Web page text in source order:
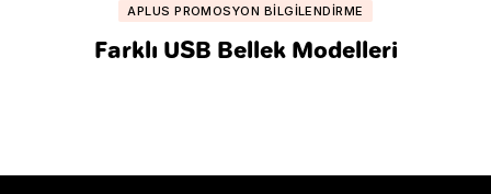
APLUS PROMOSYON BILGILENDIRME
Farklı USB Bellek Modelleri